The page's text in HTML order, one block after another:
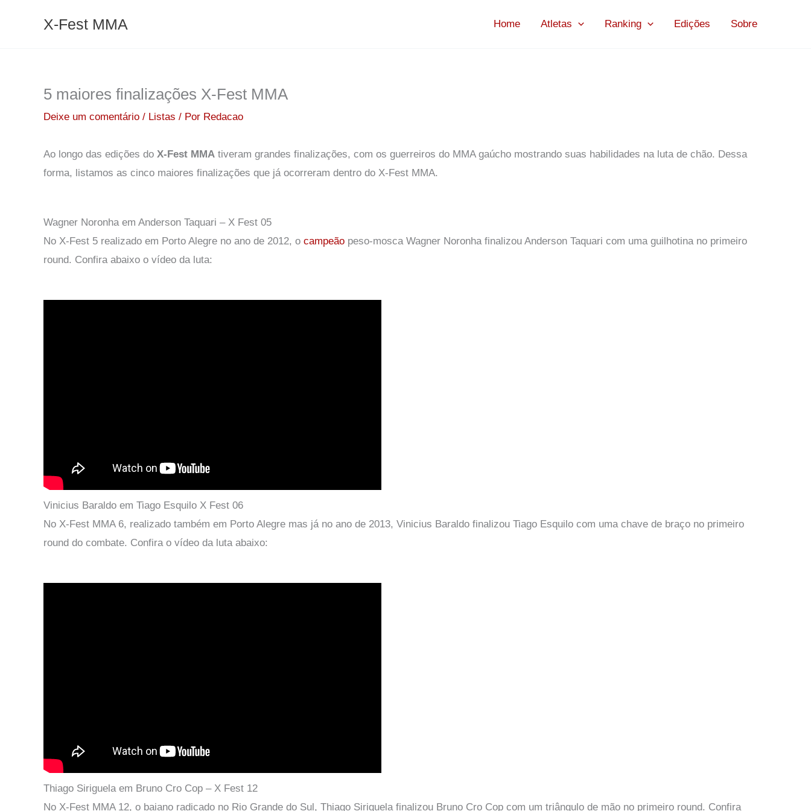
X-Fest MMA Home Atletas Ranking Edições Sobre
5 maiores finalizações X-Fest MMA
Deixe um comentário / Listas / Por Redacao
Ao longo das edições do X-Fest MMA tiveram grandes finalizações, com os guerreiros do MMA gaúcho mostrando suas habilidades na luta de chão. Dessa
forma, listamos as cinco maiores finalizações que já ocorreram dentro do X-Fest MMA.
Wagner Noronha em Anderson Taquari – X Fest 05
No X-Fest 5 realizado em Porto Alegre no ano de 2012, o campeão peso-mosca Wagner Noronha finalizou Anderson Taquari com uma guilhotina no primeiro
round. Confira abaixo o vídeo da luta:
Vinicius Baraldo em Tiago Esquilo X Fest 06
No X-Fest MMA 6, realizado também em Porto Alegre mas já no ano de 2013, Vinicius Baraldo finalizou Tiago Esquilo com uma chave de braço no primeiro
round do combate. Confira o vídeo da luta abaixo:
Thiago Siriguela em Bruno Cro Cop – X Fest 12
No X-Fest MMA 12, o baiano radicado no Rio Grande do Sul, Thiago Siriguela finalizou Bruno Cro Cop com um triângulo de mão no primeiro round. Confira